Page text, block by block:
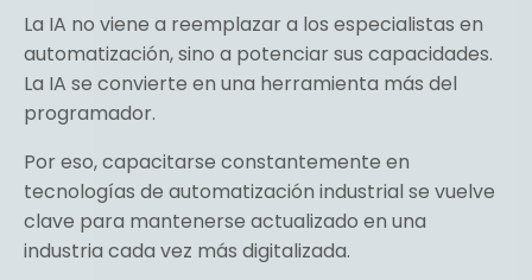
La IA no viene a reemplazar a los especialistas en
automatización, sino a potenciar sus capacidades.
La IA se convierte en una herramienta más del
programador.
Por eso, capacitarse constantemente en
tecnologías de automatización industrial se vuelve
clave para mantenerse actualizado en una
industria cada vez más digitalizada.